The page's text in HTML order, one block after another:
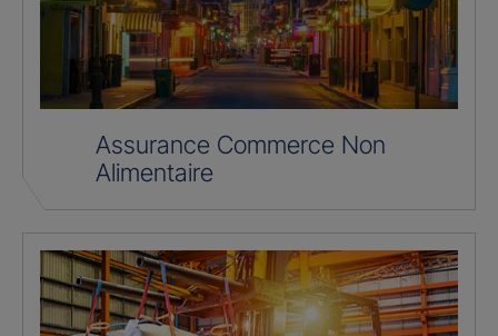
Assurance Commerce Non
Alimentaire